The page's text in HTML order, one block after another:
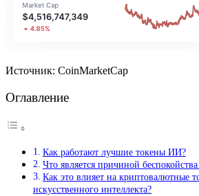
Источник: CoinMarketCap
Оглавление
Как работают лучшие токены ИИ?
Что является причиной
Как это влияет на криптовалютные
искусственного интеллекта?